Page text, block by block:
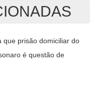
que prisão domiciliar do
é questão de